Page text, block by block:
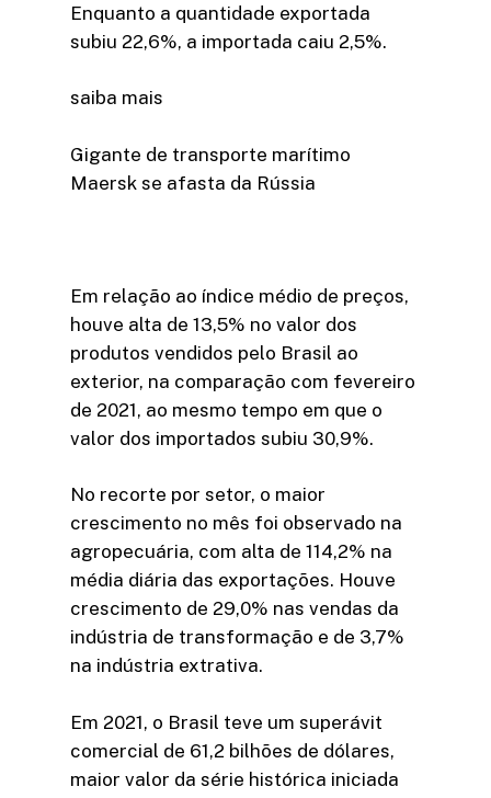
Enquanto a quantidade exportada
subiu 22,6%, a importada caiu 2,5%.
saiba mais
Gigante de transporte marítimo
Maersk se afasta da Rússia
Em relação ao índice médio de preços,
houve alta de 13,5% no valor dos
produtos vendidos pelo Brasil ao
exterior, na comparação com fevereiro
de 2021, ao mesmo tempo em que o
valor dos importados subiu 30,9%.
No recorte por setor, o maior
crescimento no mês foi observado na
agropecuária, com alta de 114,2% na
média diária das exportações. Houve
crescimento de 29,0% nas vendas da
indústria de transformação e de 3,7%
na indústria extrativa.
Em 2021, o Brasil teve um superávit
comercial de 61,2 bilhões de dólares,
maior valor da série histórica iniciada